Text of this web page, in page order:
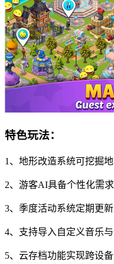
特色玩法：
1、地形改造系统可挖掘
2、游客AI具备个性化需
3、季度活动系统定期更
4、支持导入自定义音乐
5、云存档功能实现跨设